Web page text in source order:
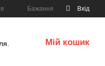
Бажання Вхід
Мій кошик